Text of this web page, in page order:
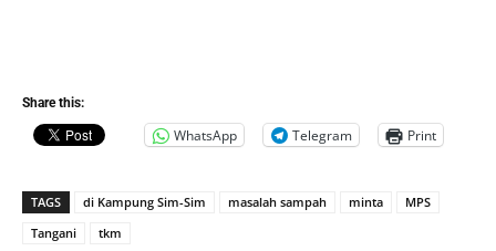
Share this:
WhatsApp Telegram Print
TAGS di Kampung Sim-Sim masalah sampah minta
MPS
Tangani
tkm